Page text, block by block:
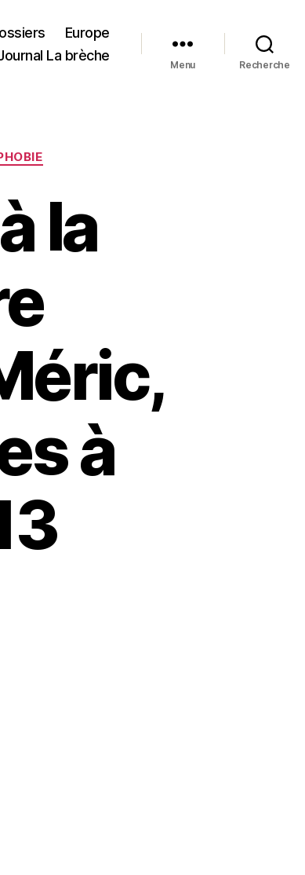
Europe
La brèche
Menu Recherche
la
à